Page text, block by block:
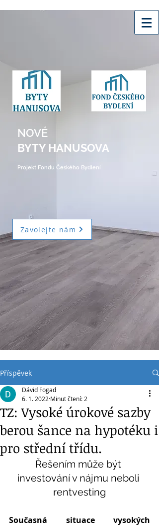
NOVÉ
BYTY HANUSOVA
Projekt Fondu Českého Bydlení
Zavolejte nám
Příspěvek
TZ: Vysoké úrokové sazby
berou šance na hypotéku i
pro střední třídu.
Dávid Fogad
6. 1. 2022 Minut čtení: 2
Řešením může být
investování v nájmu neboli
rentvesting
Současná situace vysokých